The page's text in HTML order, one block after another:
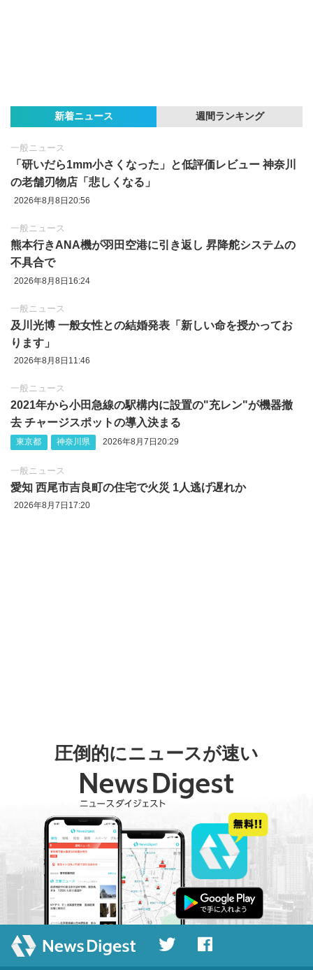
新着ニュース 週間ランキング
一般ニュース
「研いだら1mm小さくなった」と低評価レビュー 神奈川
の老舗刃物店「悲しくなる」
2026年8月8日20:56
一般ニュース
熊本行きANA機が羽田空港に引き返し 昇降舵システムの
不具合で
2026年8月8日16:24
一般ニュース
及川光博 一般女性との結婚発表「新しい命を授かってお
ります」
2026年8月8日11:46
一般ニュース
2021年から小田急線の駅構内に設置の"充レン"が機器撤
去 チャージスポットの導入決まる
東京都 神奈川県 2026年8月7日20:29
一般ニュース
愛知 西尾市吉良町の住宅で火災 1人逃げ遅れか
2026年8月7日17:20
圧倒的にニュースが速い